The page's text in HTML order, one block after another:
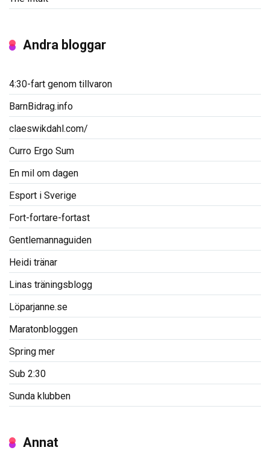
Andra bloggar
4:30-fart genom tillvaron
BarnBidrag.info
claeswikdahl.com/
Curro Ergo Sum
En mil om dagen
Esport i Sverige
Fort-fortare-fortast
Gentlemannaguiden
Heidi tränar
Linas träningsblogg
Löparjanne.se
Maratonbloggen
Spring mer
Sub 2:30
Sunda klubben
Annat